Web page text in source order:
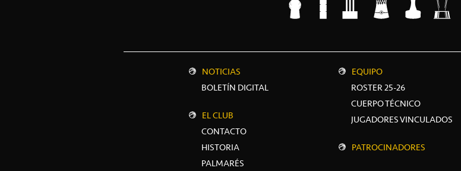
NOTICIAS
BOLETÍN DIGITAL
EL CLUB
CONTACTO
HISTORIA
PALMARÉS
EQUIPO
ROSTER 25-26
CUERPO TÉCNICO
JUGADORES VINCULADOS
PATROCINADORES